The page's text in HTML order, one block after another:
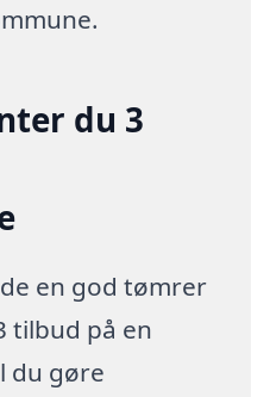
du 3
en god tømrer
tilbud på en
du gøre